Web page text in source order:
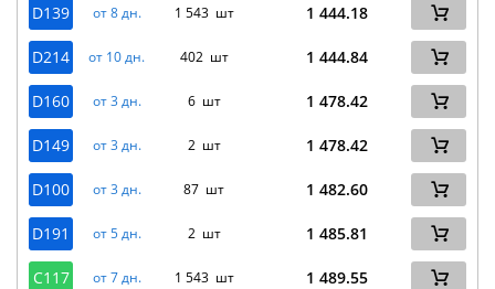
D139 от 8 дн. 1 543 шт 1 444.18
D214 от 10 дн. 402 шт 1 444.84
D160 от 3 дн. 6 шт 1 478.42
D149 от 3 дн. 2 шт 1 478.42
D100 от 3 дн. 87 шт 1 482.60
D191 от 5 дн. 2 шт 1 485.81
C117 от 7 дн. 1 543 шт 1 489.55